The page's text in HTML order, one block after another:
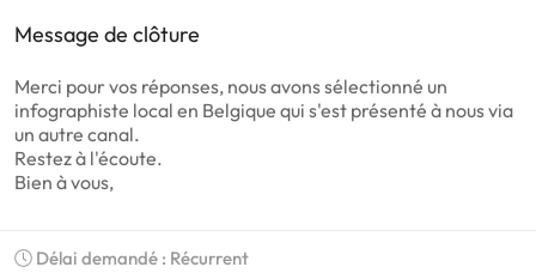
Message de clôture
Merci pour vos réponses, nous avons sélectionné un
infographiste local en Belgique qui s'est présenté à nous via
un autre canal.
Restez à l'écoute.
Bien à vous,
Délai demandé : Récurrent